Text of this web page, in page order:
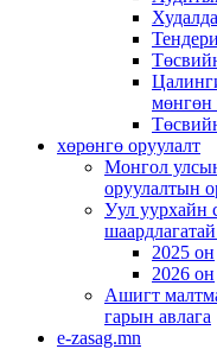
мөнгөн
хөрөнгө оруулалт
Монгол
оруулалтын
Уул уурхайн
2025 он
2026 он
Ашигт
гарын авлага
e-zasag.mn